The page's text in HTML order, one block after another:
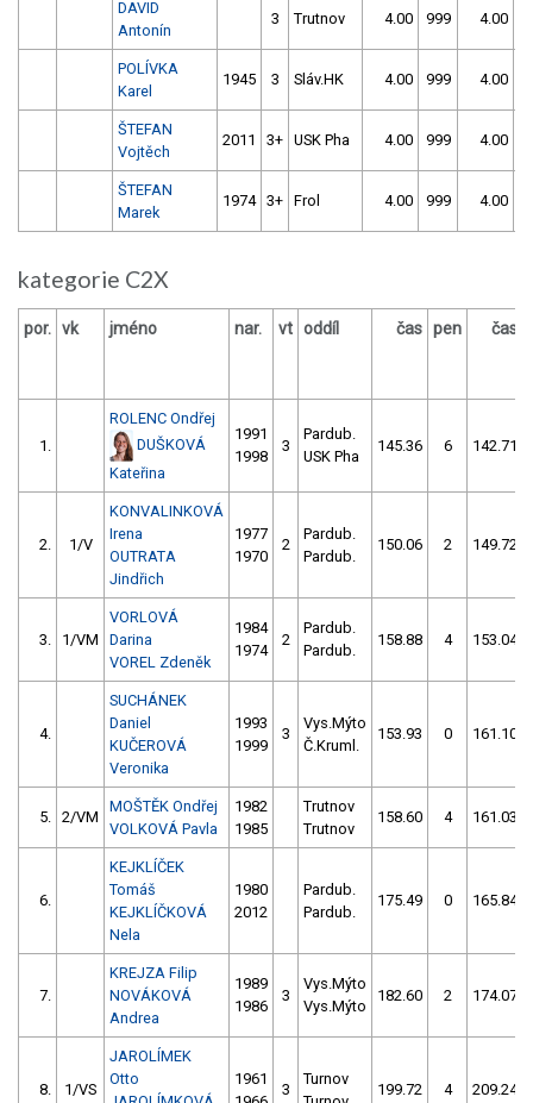
DAVID
Antonín
3 Trutnov 4.00 999 4.00
POLÍVKA
Karel
1945 3 Sláv.HK 4.00 999 4.00
ŠTEFAN
Vojtěch
2011 3+ USK Pha 4.00 999 4.00
ŠTEFAN
Marek
1974 3+ Frol 4.00 999 4.00
kategorie C2X
por. vk jméno nar. vt oddíl čas pen čas
1.
ROLENC Ondřej
DUŠKOVÁ
Kateřina
1991
1998
3
Pardub.
USK Pha
145.36 6 142.71
2. 1/V
KONVALINKOVÁ
Irena
OUTRATA
Jindřich
1977
1970
2
Pardub.
Pardub.
150.06 2 149.72
3. 1/VM
VORLOVÁ
Darina
VOREL Zdeněk
1984
1974
2
Pardub.
Pardub.
158.88 4 153.04
4.
SUCHÁNEK
Daniel
KUČEROVÁ
Veronika
1993
1999
3
Vys.Mýto
Č.Kruml.
153.93 0 161.10
5. 2/VM
MOŠTĚK Ondřej
VOLKOVÁ Pavla
1982
1985
Trutnov
Trutnov
158.60 4 161.03
6.
KEJKLÍČEK
Tomáš
KEJKLÍČKOVÁ
Nela
1980
2012
Pardub.
Pardub.
175.49 0 165.84
7.
KREJZA Filip
NOVÁKOVÁ
Andrea
1989
1986
3
Vys.Mýto
Vys.Mýto
182.60 2 174.07
8. 1/VS
JAROLÍMEK
Otto
1961
3
Turnov
199.72 4 209.24